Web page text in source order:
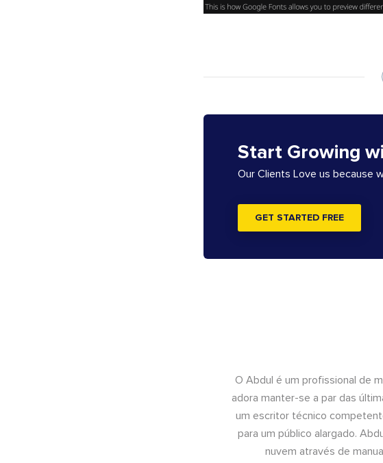
Start Growing
Our Clients Love us because
GET STARTED FREE
O Abdul é um profissional de
adora manter-se a par das
um escritor técnico
para um público alargado.
nuvem através de